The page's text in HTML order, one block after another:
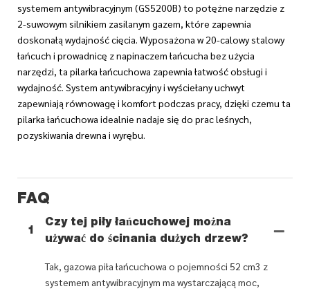
systemem antywibracyjnym (GS5200B) to potężne narzędzie z
2-suwowym silnikiem zasilanym gazem, które zapewnia
doskonałą wydajność cięcia. Wyposażona w 20-calowy stalowy
łańcuch i prowadnicę z napinaczem łańcucha bez użycia
narzędzi, ta pilarka łańcuchowa zapewnia łatwość obsługi i
wydajność. System antywibracyjny i wyściełany uchwyt
zapewniają równowagę i komfort podczas pracy, dzięki czemu ta
pilarka łańcuchowa idealnie nadaje się do prac leśnych,
pozyskiwania drewna i wyrębu.
FAQ
1
Czy tej piły łańcuchowej można
używać do ścinania dużych drzew?
Tak, gazowa piła łańcuchowa o pojemności 52 cm3 z
systemem antywibracyjnym ma wystarczającą moc,